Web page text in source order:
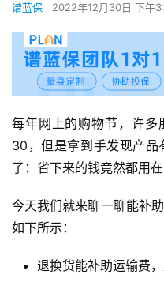
谱蓝保 2022年12月30日 下午
每年网上的购物节，许
30，但是拿到手发现产品
了：省下来的钱竟然都用
今天我们就来聊一聊能补
如下所示：
退换货能补助运输费